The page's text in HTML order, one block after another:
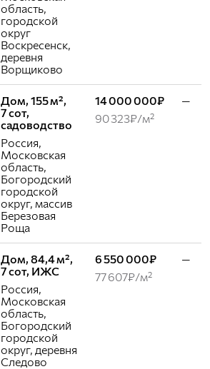
область,
городской
округ
Воскресенск,
деревня
Ворщиково
Дом, 155 м²,
7 сот,
садоводство
Россия,
Московская
область,
Богородский
городской
округ, массив
Березовая
Роща
14 000 000₽
90 323₽/м²
—
Дом, 84,4 м²,
7 сот, ИЖС
Россия,
Московская
область,
Богородский
городской
округ, деревня
Следово
6 550 000₽
77 607₽/м²
—